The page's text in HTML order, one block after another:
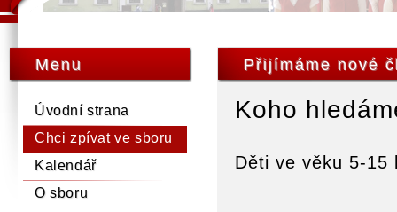
Menu
Úvodní strana
Chci zpívat ve sboru
Kalendář
O sboru
Přijímáme nové
Koho
Děti ve věku 5-15